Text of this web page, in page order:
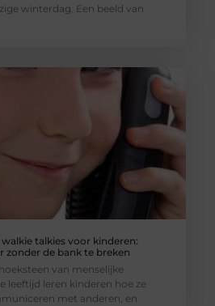
winterdag. Een beeld van
talkies voor kinderen:
zonder de bank te breken
van menselijke
leeftijd leren kinderen hoe ze
met anderen, en